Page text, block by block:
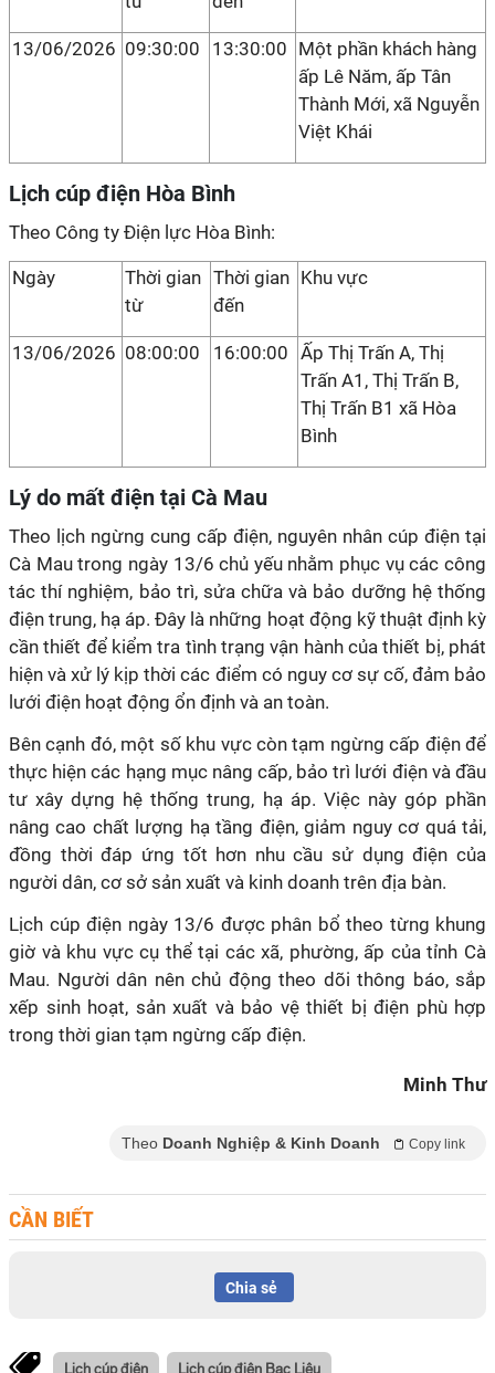
13/06/2026 09:30:00 13:30:00 Một phần khách hàng
ấp Lê Năm, ấp Tân
Thành Mới, xã Nguyễn
Việt Khái
Lịch cúp điện Hòa Bình
Theo Công ty Điện lực Hòa Bình:
Ngày
Thời gian
từ
Thời gian
đến
Khu vực
13/06/2026 08:00:00 16:00:00 Ấp Thị Trấn A, Thị
Trấn A1, Thị Trấn B,
Thị Trấn B1 xã Hòa
Bình
Lý do mất điện tại Cà Mau
Theo lịch ngừng cung cấp điện, nguyên nhân cúp điện tại
Cà Mau trong ngày 13/6 chủ yếu nhằm phục vụ các công
tác thí nghiệm, bảo trì, sửa chữa và bảo dưỡng hệ thống
điện trung, hạ áp. Đây là những hoạt động kỹ thuật định kỳ
cần thiết để kiểm tra tình trạng vận hành của thiết bị, phát
hiện và xử lý kịp thời các điểm có nguy cơ sự cố, đảm bảo
lưới điện hoạt động ổn định và an toàn.
Bên cạnh đó, một số khu vực còn tạm ngừng cấp điện để
thực hiện các hạng mục nâng cấp, bảo trì lưới điện và đầu
tư xây dựng hệ thống trung, hạ áp. Việc này góp phần
nâng cao chất lượng hạ tầng điện, giảm nguy cơ quá tải,
đồng thời đáp ứng tốt hơn nhu cầu sử dụng điện của
người dân, cơ sở sản xuất và kinh doanh trên địa bàn.
Lịch cúp điện ngày 13/6 được phân bổ theo từng khung
giờ và khu vực cụ thể tại các xã, phường, ấp của tỉnh Cà
Mau. Người dân nên chủ động theo dõi thông báo, sắp
xếp sinh hoạt, sản xuất và bảo vệ thiết bị điện phù hợp
trong thời gian tạm ngừng cấp điện.
Minh Thư
Theo Doanh Nghiệp & Kinh Doanh Copy link
CẦN BIẾT
Chia sẻ
Lịch cúp điện Lịch cúp điện Bạc Liêu